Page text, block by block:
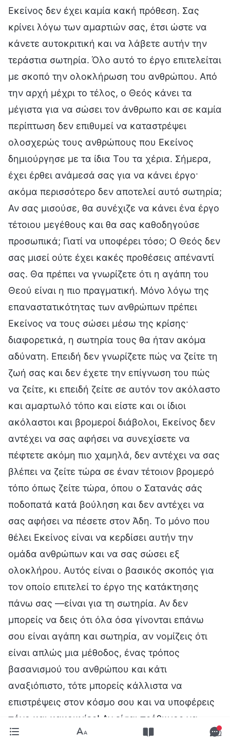
Εκείνος δεν έχει καμία κακή πρόθεση. Σας
κρίνει λόγω των αμαρτιών σας, έτσι ώστε να
κάνετε αυτοκριτική και να λάβετε αυτήν την
τεράστια σωτηρία. Όλο αυτό το έργο επιτελείται
με σκοπό την ολοκλήρωση του ανθρώπου. Από
την αρχή μέχρι το τέλος, ο Θεός κάνει τα
μέγιστα για να σώσει τον άνθρωπο και σε καμία
περίπτωση δεν επιθυμεί να καταστρέψει
ολοσχερώς τους ανθρώπους που Εκείνος
δημιούργησε με τα ίδια Του τα χέρια. Σήμερα,
έχει έρθει ανάμεσά σας για να κάνει έργο·
ακόμα περισσότερο δεν αποτελεί αυτό σωτηρία;
Αν σας μισούσε, θα συνέχιζε να κάνει ένα έργο
τέτοιου μεγέθους και θα σας καθοδηγούσε
προσωπικά; Γιατί να υποφέρει τόσο; Ο Θεός δεν
σας μισεί ούτε έχει κακές προθέσεις απέναντί
σας. Θα πρέπει να γνωρίζετε ότι η αγάπη του
Θεού είναι η πιο πραγματική. Μόνο λόγω της
επαναστατικότητας των ανθρώπων πρέπει
Εκείνος να τους σώσει μέσω της κρίσης·
διαφορετικά, η σωτηρία τους θα ήταν ακόμα
αδύνατη. Επειδή δεν γνωρίζετε πώς να ζείτε τη
ζωή σας και δεν έχετε την επίγνωση του πώς
να ζείτε, κι επειδή ζείτε σε αυτόν τον ακόλαστο
και αμαρτωλό τόπο και είστε και οι ίδιοι
ακόλαστοι και βρομεροί διάβολοι, Εκείνος δεν
αντέχει να σας αφήσει να συνεχίσετε να
πέφτετε ακόμη πιο χαμηλά, δεν αντέχει να σας
βλέπει να ζείτε τώρα σε έναν τέτοιον βρομερό
τόπο όπως ζείτε τώρα, όπου ο Σατανάς σάς
ποδοπατά κατά βούληση και δεν αντέχει να
σας αφήσει να πέσετε στον Άδη. Το μόνο που
θέλει Εκείνος είναι να κερδίσει αυτήν την
ομάδα ανθρώπων και να σας σώσει εξ
ολοκλήρου. Αυτός είναι ο βασικός σκοπός για
τον οποίο επιτελεί το έργο της κατάκτησης
πάνω σας —είναι για τη σωτηρία. Αν δεν
μπορείς να δεις ότι όλα όσα γίνονται επάνω
σου είναι αγάπη και σωτηρία, αν νομίζεις ότι
είναι απλώς μια μέθοδος, ένας τρόπος
βασανισμού του ανθρώπου και κάτι
αναξιόπιστο, τότε μπορείς κάλλιστα να
επιστρέψεις στον κόσμο σου και να υποφέρεις
πόνο και κακουχίες! Αν είσαι πρόθυμος να
ακολουθήσεις αυτό το ρεύμα και να